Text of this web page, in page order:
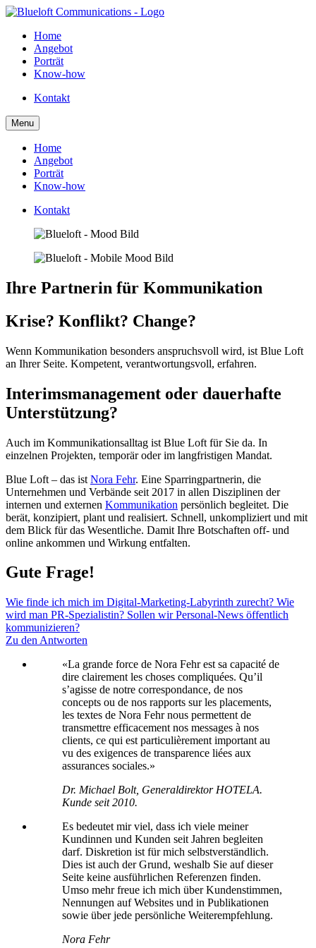
Home
Angebot
Porträt
Know-how
Kontakt
Menu
Home
Angebot
Porträt
Know-how
Kontakt
Ihre Partnerin für Kommunikation
Krise? Konflikt? Change?
Wenn Kommunikation besonders anspruchsvoll wird, ist Blue Loft
an Ihrer Seite. Kompetent, verantwortungsvoll, erfahren.
Interimsmanagement oder dauerhafte
Unterstützung?
Auch im Kommunikationsalltag ist Blue Loft für Sie da. In
einzelnen Projekten, temporär oder im langfristigen Mandat.
Blue Loft – das ist Nora Fehr. Eine Sparringpartnerin, die
Unternehmen und Verbände seit 2017 in allen Disziplinen der
internen und externen Kommunikation persönlich begleitet. Die
berät, konzipiert, plant und realisiert. Schnell, unkompliziert und mit
dem Blick für das Wesentliche. Damit Ihre Botschaften off- und
online ankommen und Wirkung entfalten.
Gute Frage!
Wie finde ich mich im Digital-Marketing-Labyrinth zurecht? Wie
wird man PR-Spezialistin? Sollen wir Personal-News öffentlich
kommunizieren?
Zu den Antworten
«La grande force de Nora Fehr est sa capacité de
dire clairement les choses compliquées. Qu’il
s’agisse de notre correspondance, de nos
concepts ou de nos rapports sur les placements,
les textes de Nora Fehr nous permettent de
transmettre efficacement nos messages à nos
clients, ce qui est particulièrement important au
vu des exigences de transparence liées aux
assurances sociales.»
Dr. Michael Bolt, Generaldirektor HOTELA.
Kunde seit 2010.
Es bedeutet mir viel, dass ich viele meiner
Kundinnen und Kunden seit Jahren begleiten
darf. Diskretion ist für mich selbstverständlich.
Dies ist auch der Grund, weshalb Sie auf dieser
Seite keine ausführlichen Referenzen finden.
Umso mehr freue ich mich über Kundenstimmen,
Nennungen auf Websites und in Publikationen
sowie über jede persönliche Weiterempfehlung.
Nora Fehr